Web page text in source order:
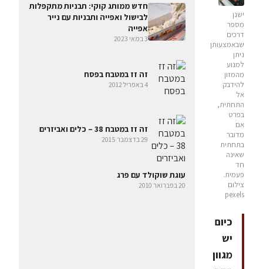
ישנן
מספר
דרכים
שבאמצעותן
ניתן
למנוע
מהמזון
להידבק
אל
התחתית,
בפרט
אם
מדובר
בתחתית
שאינה
חד
פעמית.
צילום
pexels
כיום
יש
מגוון
חדש ממותג קוקי: תבניות מתקפלות
לבישול ואפייה ותבניות עם נייר
אפייה
3 במאי 2023
זה זז במטבח בפסח
4 באפריל 2012
זה זז במטבח 38 – כלים ואביזרים
29 בדצמבר 2015
עוגת שוקולד עם פרג
20 בפברואר 2010